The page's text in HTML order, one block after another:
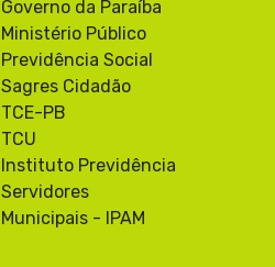
Governo da Paraíba
Ministério Público
Previdência Social
Sagres Cidadão
TCE-PB
TCU
Instituto Previdência
Servidores
Municipais - IPAM